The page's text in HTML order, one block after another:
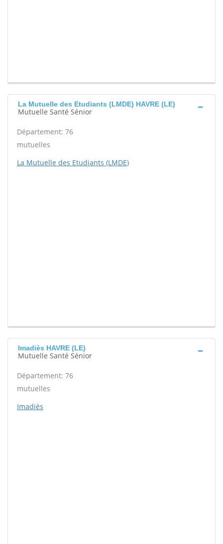
La Mutuelle des Etudiants (LMDE) HAVRE (LE)
Mutuelle Santé Sénior
Département: 76
mutuelles
La Mutuelle des Etudiants (LMDE)
Imadiès HAVRE (LE)
Mutuelle Santé Sénior
Département: 76
mutuelles
Imadiès